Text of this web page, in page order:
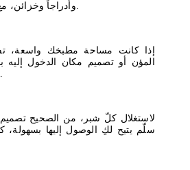
إذا كانت مساحة مطبخك واسعة،
المؤن أو تصميم مكان الدخول إليه
لاستغلال كلّ شبر، من الصحيح
سلّم يتيح لكِ الوصول إليها